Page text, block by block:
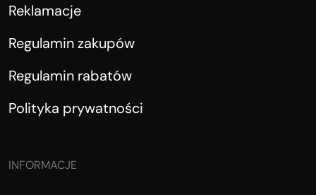
Reklamacje
Regulamin zakupów
Regulamin rabatów
Polityka prywatności
INFORMACJE